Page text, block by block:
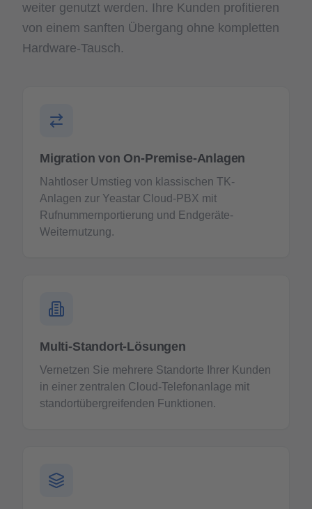
weiter genutzt werden. Ihre Kunden profitieren
von einem sanften Übergang ohne kompletten
Hardware-Tausch.
Migration von On-Premise-Anlagen
Nahtloser Umstieg von klassischen TK-
Anlagen zur Yeastar Cloud-PBX mit
Rufnummernportierung und Endgeräte-
Weiternutzung.
Multi-Standort-Lösungen
Vernetzen Sie mehrere Standorte Ihrer Kunden
in einer zentralen Cloud-Telefonanlage mit
standortübergreifenden Funktionen.